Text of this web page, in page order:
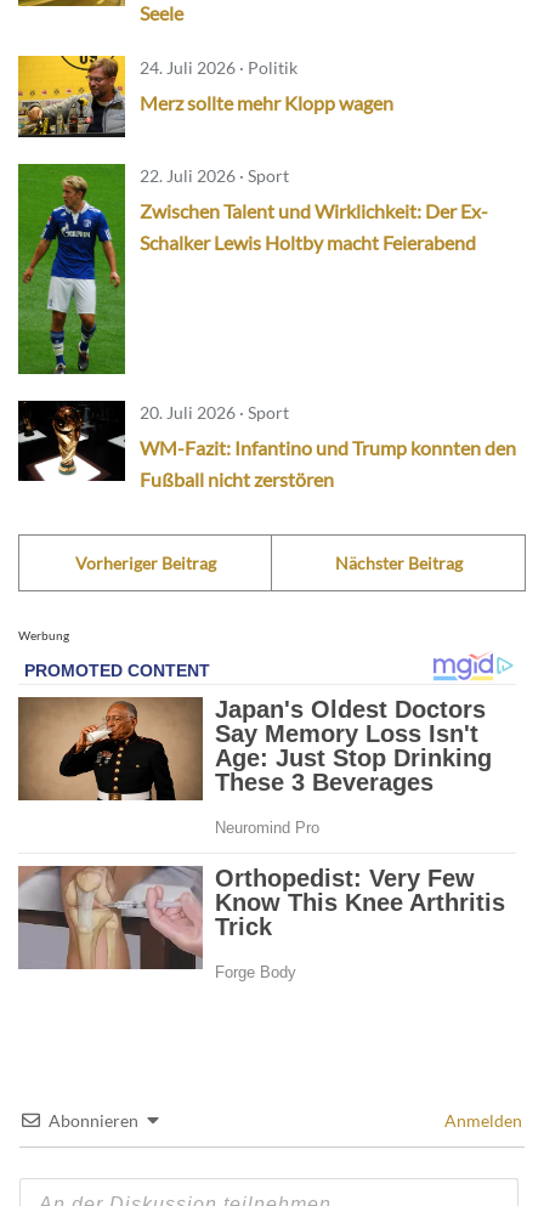
Seele
24. Juli 2026 · Politik
Merz sollte mehr Klopp wagen
22. Juli 2026 · Sport
Zwischen Talent und Wirklichkeit: Der Ex-
Schalker Lewis Holtby macht Feierabend
20. Juli 2026 · Sport
WM-Fazit: Infantino und Trump konnten den
Fußball nicht zerstören
Vorheriger Beitrag Nächster Beitrag
Werbung
Abonnieren Anmelden